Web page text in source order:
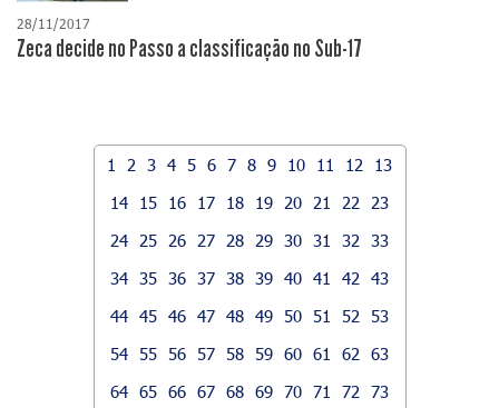
28/11/2017
Zeca decide no Passo a classificação no Sub-17
1 2 3 4 5 6 7 8 9 10 11 12
13
14
15 16 17 18 19 20 21 22
23
24
25 26 27 28 29 30 31 32
33
34 35 36 37 38 39 40 41 42
43
44 45 46 47 48 49 50 51 52
53
54 55 56 57 58 59 60 61 62
63
64 65 66 67 68 69 70 71 72
73